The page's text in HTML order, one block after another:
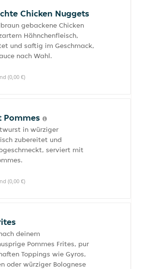
Chicken Nuggets
gebackene Chicken
Hähnchenfleisch,
und saftig im Geschmack,
nach Wahl.
(0,00 €)
Pommes
in würziger
zubereitet und
serviert mit
(0,00 €)
deinem
Pommes Frites, pur
Toppings wie Gyros,
oder würziger Bolognese